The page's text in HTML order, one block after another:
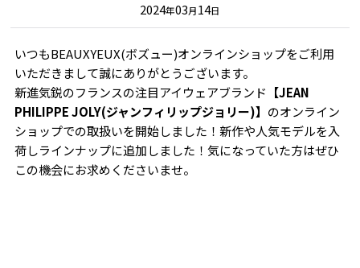
2024年03月14日
いつもBEAUXYEUX(ボズュー)オンラインショップをご利用
いただきまして誠にありがとうございます。
新進気鋭のフランスの注目アイウェアブランド 【JEAN
PHILIPPE JOLY(ジャンフィリップジョリー)】 のオンライン
ショップでの取扱いを開始しました！新作や人気モデルを入
荷しラインナップに追加しました！気になっていた方はぜひ
この機会にお求めくださいませ。